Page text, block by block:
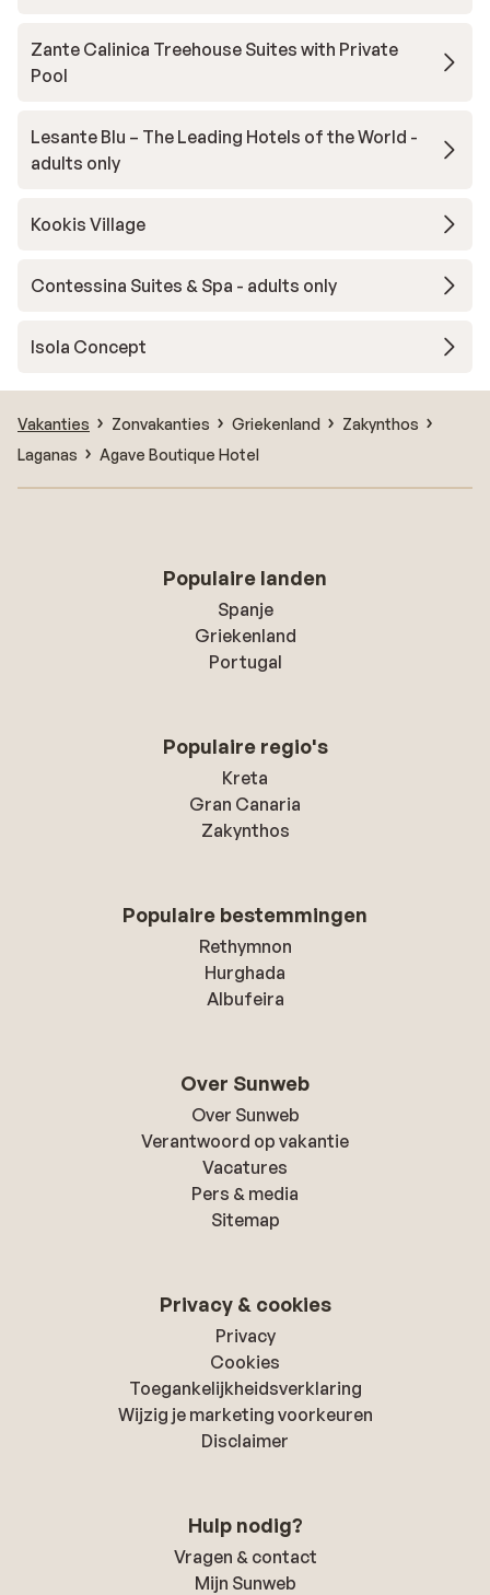
Zante Calinica Treehouse Suites with Private
Pool
Lesante Blu – The Leading Hotels of the World -
adults only
Kookis Village
Contessina Suites & Spa - adults only
Isola Concept
Vakanties Zonvakanties Griekenland
Zakynthos
Laganas
Agave Boutique Hotel
Populaire landen
Spanje
Griekenland
Portugal
Populaire regio's
Kreta
Gran Canaria
Zakynthos
Populaire bestemmingen
Rethymnon
Hurghada
Albufeira
Over Sunweb
Over Sunweb
Verantwoord op vakantie
Vacatures
Pers & media
Sitemap
Privacy & cookies
Privacy
Cookies
Toegankelijkheidsverklaring
Wijzig je marketing voorkeuren
Disclaimer
Hulp nodig?
Vragen & contact
Mijn Sunweb